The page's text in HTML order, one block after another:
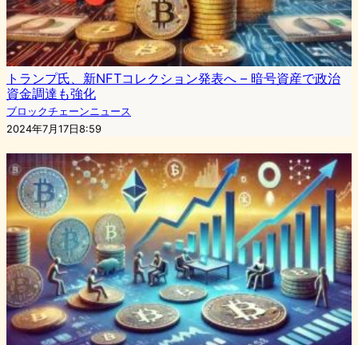
トランプ氏、新NFTコレクション発表へ – 暗号資産で政治
資金調達も強化
ブロックチェーンニュース
2024年7月17日8:59